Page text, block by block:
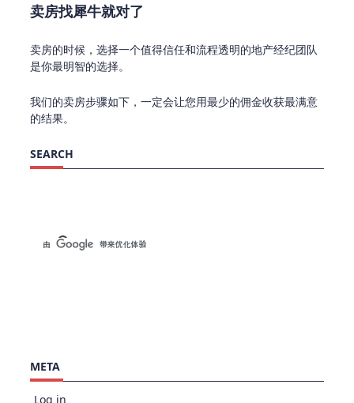
卖房找犀牛就对了
卖房的时候，选择一个值得信任和流程透明的地产经纪团队
是你最明智的选择。
我们的卖房步骤如下，一定会让您用最少的佣金收获最满意
的结果。
SEARCH
META
Log in